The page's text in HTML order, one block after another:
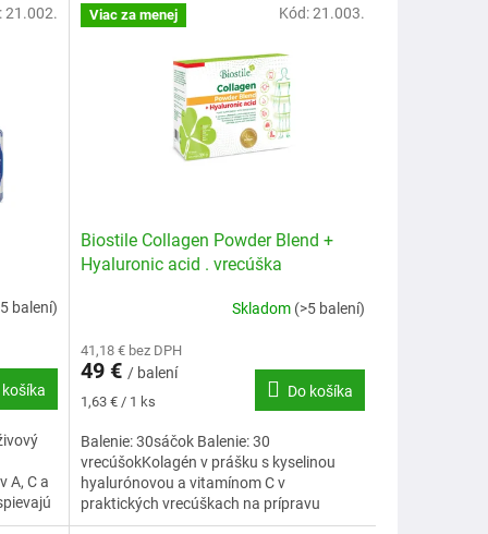
balení)
košíka
A, C a
21.002. Viac za menej
Biostile Collagen Powder Blend +
Hyaluronic acid . vrecúška
Skladom (>5 balení)
41,18 € bez DPH
49 € / balení
Jednotková
1,63 € / 1 ks
Do košíka
Balenie: 30sáčok Balenie: 30
vrecúšokKolagén v prášku s kyselinou
hyalurónovou a vitamínom C v
praktických vrecúškach na prípravu
nápojov, doplnok stravy so sladidlami,
Kód:21.003.